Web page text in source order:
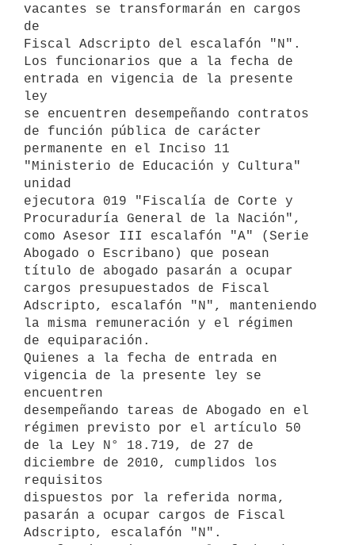
vacantes se transformarán en cargos
de
Fiscal Adscripto del escalafón "N".
Los funcionarios que a la fecha de
entrada en vigencia de la presente
ley
se encuentren desempeñando contratos
de función pública de carácter
permanente en el Inciso 11
"Ministerio de Educación y Cultura"
unidad
ejecutora 019 "Fiscalía de Corte y
Procuraduría General de la Nación",
como Asesor III escalafón "A" (Serie
Abogado o Escribano) que posean
título de abogado pasarán a ocupar
cargos presupuestados de Fiscal
Adscripto, escalafón "N", manteniendo
la misma remuneración y el régimen
de equiparación.
Quienes a la fecha de entrada en
vigencia de la presente ley se
encuentren
desempeñando tareas de Abogado en el
régimen previsto por el artículo 50
de la Ley N° 18.719, de 27 de
diciembre de 2010, cumplidos los
requisitos
dispuestos por la referida norma,
pasarán a ocupar cargos de Fiscal
Adscripto, escalafón "N".